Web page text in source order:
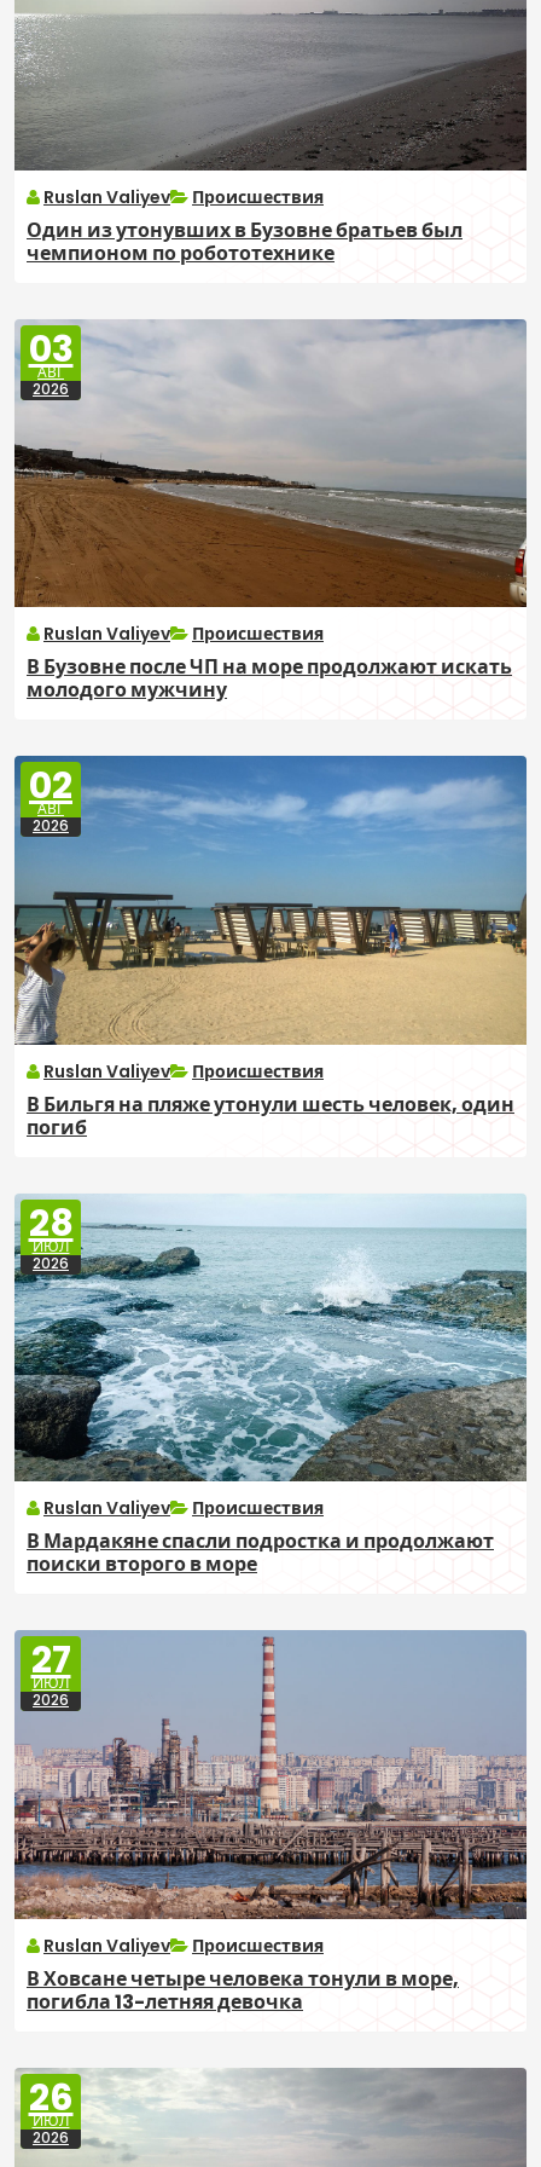
Ruslan Valiyev Происшествия
Один из утонувших в Бузовне братьев был
чемпионом по робототехнике
03
АВГ
2026
Ruslan Valiyev Происшествия
В Бузовне после ЧП на море продолжают искать
молодого мужчину
02
АВГ
2026
Ruslan Valiyev Происшествия
В Бильгя на пляже утонули шесть человек, один
погиб
28
ИЮЛ
2026
Ruslan Valiyev Происшествия
В Мардакяне спасли подростка и продолжают
поиски второго в море
27
ИЮЛ
2026
Ruslan Valiyev Происшествия
В Ховсане четыре человека тонули в море,
погибла 13-летняя девочка
26
ИЮЛ
2026